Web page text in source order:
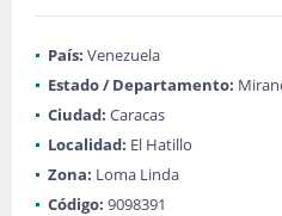
País: Venezuela
Estado / Departamento:
Ciudad: Caracas
Localidad: El Hatillo
Zona: Loma Linda
Código: 9098391